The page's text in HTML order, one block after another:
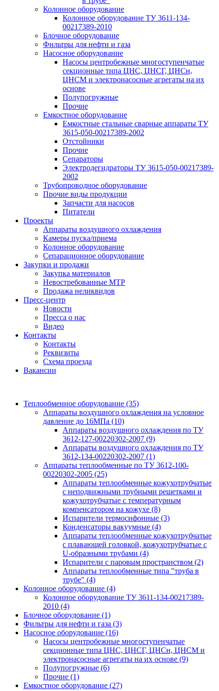
Колонное оборудование
Колонное оборудование ТУ 3611-134-
00217389-2010
Блочное оборудование
Фильтры для нефти и газа
Насосное оборудование
Насосы центробежные многоступенчатые
секционные типа ЦНС, ЦНСГ, ЦНСн,
ЦНСМ и электронасосные агрегаты на их
основе
Полупогружные
Прочие
Емкостное оборудование
Емкостные стальные сварные аппараты ТУ
3615-050-00217389-2002
Отстойники
Прочие
Сепараторы
Электродегидраторы ТУ 3615-050-00217389-
2002
Трубопроводное оборудование
Прочие виды продукции
Запчасти для насосов
Питатели
Проекты
Аппараты воздушного охлаждения
Камеры пуска/приема
Колонное оборудование
Сепарационное оборудование
Закупки и продажи
Закупка материалов
Невостребованные МТР
Продажа неликвидов
Пресс-центр
Новости
Пресса о нас
Видео
Контакты
Контакты
Реквизиты
Схема проезда
Вакансии
Теплообменное оборудование (35)
Аппараты воздушного охлаждения на условное
давление до 16МПа (10)
Аппараты воздушного охлаждения по ТУ
3612-127-00220302-2007 (9)
Аппараты воздушного охлаждения по ТУ
3612-134-00220302-2007 (1)
Аппараты теплообменные по ТУ 3612-100-
00220302-2005 (25)
Аппараты теплообменные кожухотрубчатые
с неподвижными трубными решетками и
кожухотрубчатые с температурным
компенсатором на кожухе (8)
Испарители термосифонные (3)
Конденсаторы вакуумные (4)
Аппараты теплообменные кожухотрубчатые
с плавающей головкой, кожухотрубчатые с
U-образными трубами (4)
Испарители с паровым пространством (2)
Аппараты теплообменные типа "труба в
трубе" (4)
Колонное оборудование (4)
Колонное оборудование ТУ 3611-134-00217389-
2010 (4)
Блочное оборудование (1)
Фильтры для нефти и газа (3)
Насосное оборудование (16)
Насосы центробежные многоступенчатые
секционные типа ЦНС, ЦНСГ, ЦНСн, ЦНСМ и
электронасосные агрегаты на их основе (9)
Полупогружные (6)
Прочие (1)
Емкостное оборудование (27)